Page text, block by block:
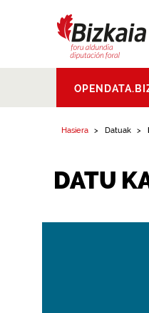
Aldundia.
Foral de Bizkaia
Hasiera Datuak
DATU